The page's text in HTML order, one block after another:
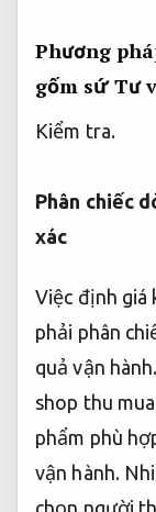
Phương
gốm sứTư
Kiểm tra.
Phân chiếc
xác
Việc định giá
phải phân
quả vận hành.
shop thu
phẩm phù
vận hành.